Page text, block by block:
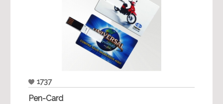
1737
Pen-Card